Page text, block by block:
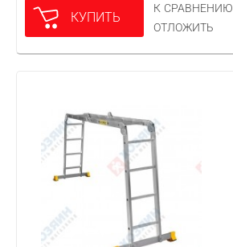
КУПИТЬ
К СРАВНЕНИЮ
ОТЛОЖИТЬ